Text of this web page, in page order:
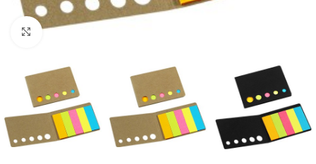
Clic para ampliar